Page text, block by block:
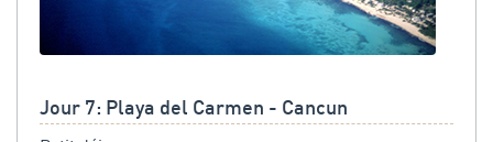
Jour 7: Playa del Carmen - Cancun